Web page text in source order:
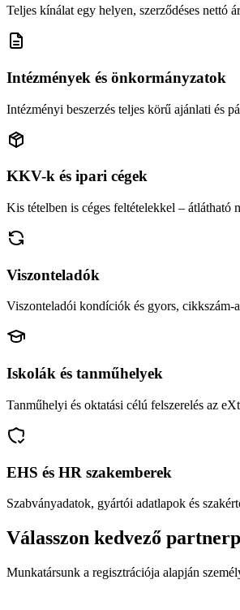
Teljes kínálat egy helyen, szerződéses nettó
Intézmények és önkormányzatok
Intézményi beszerzés teljes körű ajánlati és
KKV-k és ipari cégek
Kis tételben is céges feltételekkel – átlátható
Viszonteladók
Viszonteladói kondíciók és gyors, cikkszám-
Iskolák és tanműhelyek
Tanműhelyi és oktatási célú felszerelés az
EHS és HR szakemberek
Szabványadatok, gyártói adatlapok és
Válasszon kedvező
Munkatársunk a regisztrációja alapján